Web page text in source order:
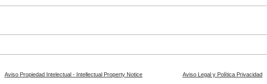
Aviso Propiedad Intelectual - Intellectual Property Notice Aviso Legal y Política Privacidad